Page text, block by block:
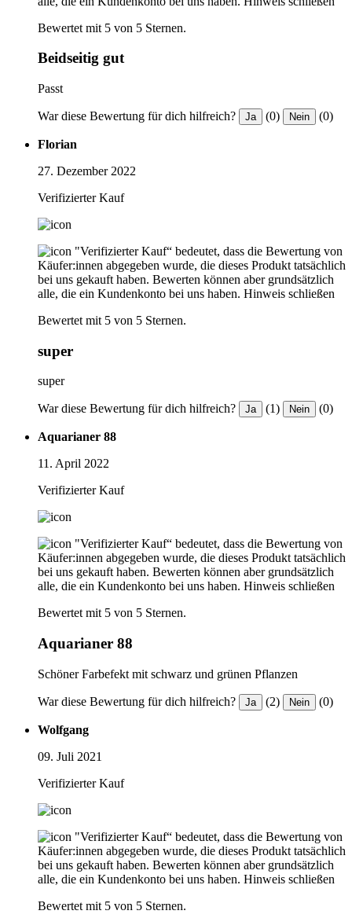
Bewertet mit 5 von 5 Sternen.
Beidseitig gut
Passt
War diese Bewertung für dich hilfreich? Ja (0) Nein (0)
Florian
27. Dezember 2022
Verifizierter Kauf
"Verifizierter Kauf“ bedeutet, dass die Bewertung von
Käufer:innen abgegeben wurde, die dieses Produkt tatsächlich
bei uns gekauft haben. Bewerten können aber grundsätzlich
alle, die ein Kundenkonto bei uns haben. Hinweis schließen
Bewertet mit 5 von 5 Sternen.
super
super
War diese Bewertung für dich hilfreich? Ja (1) Nein (0)
Aquarianer 88
11. April 2022
Verifizierter Kauf
"Verifizierter Kauf“ bedeutet, dass die Bewertung von
Käufer:innen abgegeben wurde, die dieses Produkt tatsächlich
bei uns gekauft haben. Bewerten können aber grundsätzlich
alle, die ein Kundenkonto bei uns haben. Hinweis schließen
Bewertet mit 5 von 5 Sternen.
Aquarianer 88
Schöner Farbefekt mit schwarz und grünen Pflanzen
War diese Bewertung für dich hilfreich? Ja (2) Nein (0)
Wolfgang
09. Juli 2021
Verifizierter Kauf
"Verifizierter Kauf“ bedeutet, dass die Bewertung von
Käufer:innen abgegeben wurde, die dieses Produkt tatsächlich
bei uns gekauft haben. Bewerten können aber grundsätzlich
alle, die ein Kundenkonto bei uns haben. Hinweis schließen
Bewertet mit 5 von 5 Sternen.